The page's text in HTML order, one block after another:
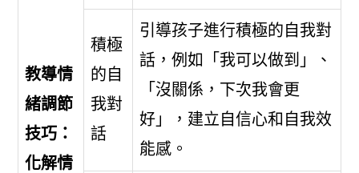
教導情
緒調節
技巧：
化解情
積極
的自
我對
話
引導孩子進行積極的自我對
話，例如「我可以做到」、
「沒關係，下次我會更
好」，建立自信心和自我效
能感。